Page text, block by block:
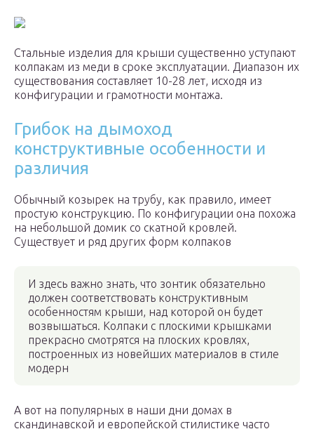
Стальные изделия для крыши существенно уступают
колпакам из меди в сроке эксплуатации. Диапазон их
существования составляет 10-28 лет, исходя из
конфигурации и грамотности монтажа.
Грибок на дымоход
конструктивные особенности и
различия
Обычный козырек на трубу, как правило, имеет
простую конструкцию. По конфигурации она похожа
на небольшой домик со скатной кровлей.
Существует и ряд других форм колпаков
И здесь важно знать, что зонтик обязательно
должен соответствовать конструктивным
особенностям крыши, над которой он будет
возвышаться. Колпаки с плоскими крышками
прекрасно смотрятся на плоских кровлях,
построенных из новейших материалов в стиле
модерн
А вот на популярных в наши дни домах в
скандинавской и европейской стилистике часто